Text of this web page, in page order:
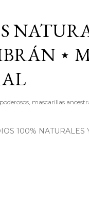
⋆
mascarillas
100% NATURALES